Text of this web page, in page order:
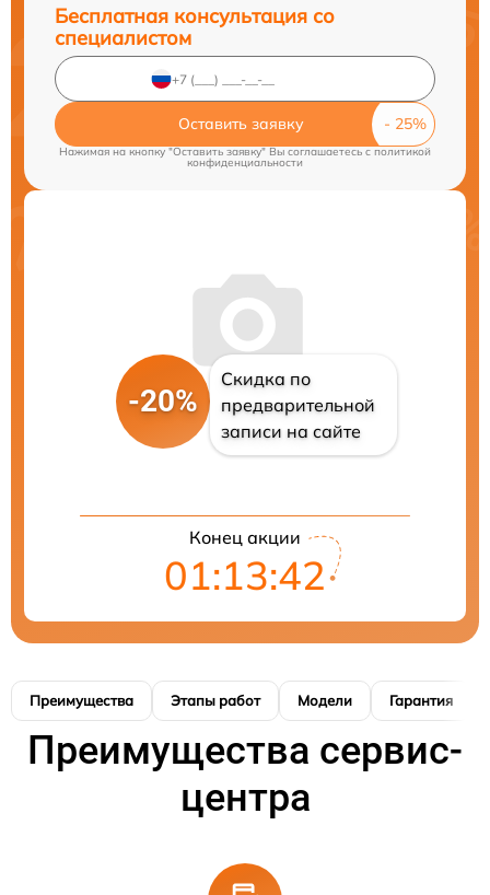
Бесплатная консультация со
специалистом
Оставить заявку
Нажимая на кнопку "Оставить заявку" Вы соглашаетесь c политикой
конфиденциальности
-20%
Скидка по
предварительной
записи на сайте
Конец акции
01:13:41
Преимущества Этапы работ Модели Гарантия
Преимущества сервис-
центра